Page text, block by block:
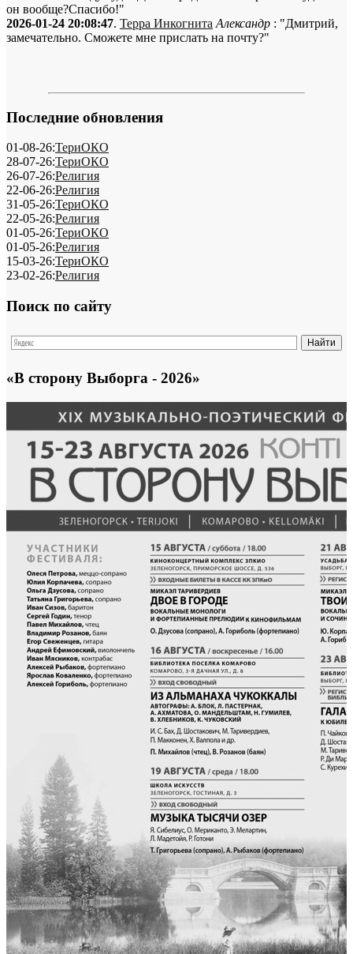
он вообще?Спасибо!"
2026-01-24 20:08:47. Терра Инкогнита Александр : "Дмитрий,
замечательно. Сможете мне прислать на почту?"
Последние обновления
01-08-26:ТериОКО
28-07-26:ТериОКО
26-07-26:Религия
22-06-26:Религия
31-05-26:ТериОКО
22-05-26:Религия
01-05-26:ТериОКО
01-05-26:Религия
15-03-26:ТериОКО
23-02-26:Религия
Поиск по сайту
«В сторону Выборга - 2026»